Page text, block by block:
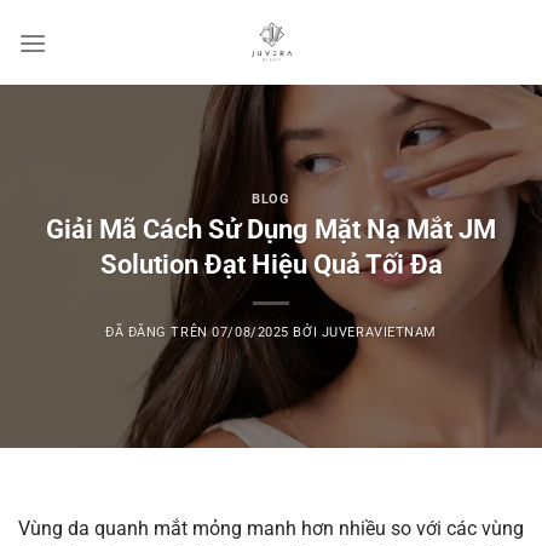
đến
BLOG
Giải Mã Cách Sử Dụng Mặt Nạ Mắt JM
Solution Đạt Hiệu Quả Tối Đa
ĐÃ ĐĂNG TRÊN07/08/2025 BỞI JUVERAVIETNAM
Vùng da quanh mắt mỏng manh hơn nhiều so với các vùng